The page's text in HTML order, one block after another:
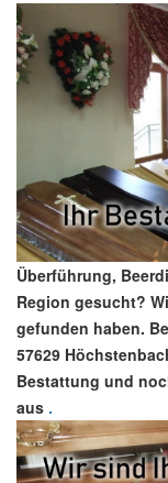
Überführung,
Region gesucht?
gefunden haben.
57629
Bestattung und
aus .